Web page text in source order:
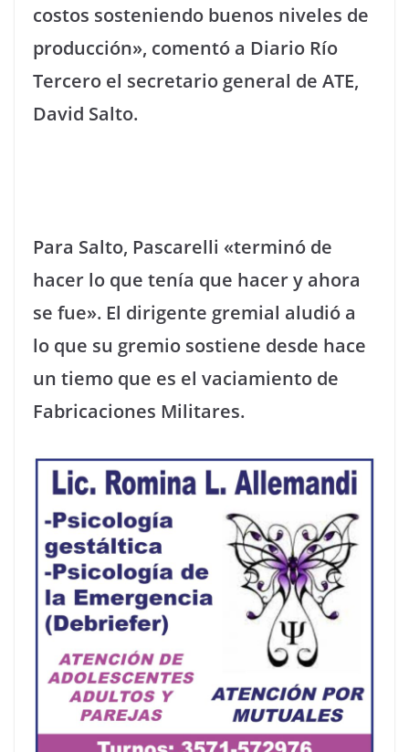
costos sosteniendo buenos niveles de
producción», comentó a Diario Río
Tercero el secretario general de ATE,
David Salto.
Para Salto, Pascarelli «terminó de
hacer lo que tenía que hacer y ahora
se fue». El dirigente gremial aludió a
lo que su gremio sostiene desde hace
un tiemo que es el vaciamiento de
Fabricaciones Militares.